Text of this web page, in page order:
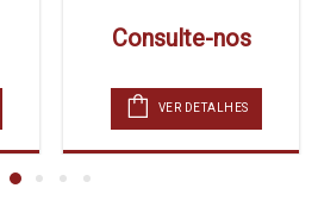
Consulte-nos
VER DETALHES